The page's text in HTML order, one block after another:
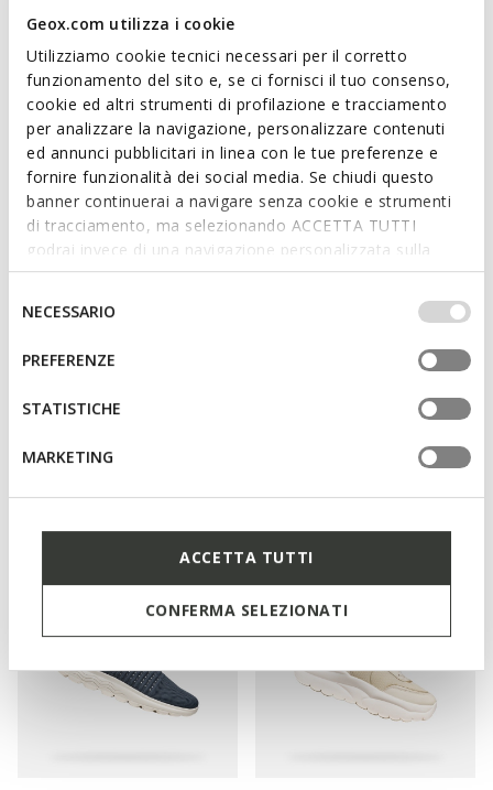
Geox.com utilizza i cookie
Utilizziamo cookie tecnici necessari per il corretto
funzionamento del sito e, se ci fornisci il tuo consenso,
cookie ed altri strumenti di profilazione e tracciamento
per analizzare la navigazione, personalizzare contenuti
ed annunci pubblicitari in linea con le tue preferenze e
fornire funzionalità dei social media. Se chiudi questo
banner continuerai a navigare senza cookie e strumenti
di tracciamento, ma selezionando ACCETTA TUTTI
godrai invece di una navigazione personalizzata sulla
base dei tuoi gusti ed interessi. Selezionando
IMPOSTAZIONI potrai anche scegliere quali cookies ed
altri strumenti di tracciamento autorizzare. Per maggiori
informazioni o per modificare in qualsiasi momento le
tue impostazioni, visita la nostra
del
consenso
NECESSARIO
PREFERENZE
STATISTICHE
MARKETING
ACCETTA TUTTI
CONFERMA SELEZIONATI
DERNIERS PRIX D'ÉTÉ
GXCP-02 FEMME
Baskets en cuir
69,00€
1 COULEUR
DERNIERS PRIX D'ÉTÉ
FLEXTRIDE PLUS FEMME
Baskets slip in
75,00€
1 COULEUR
SPHERICA EC13 FEMME